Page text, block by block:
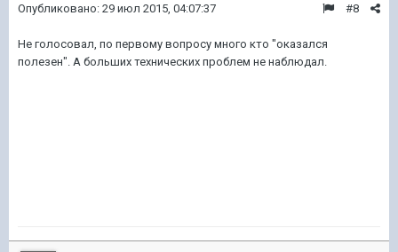
#8
Опубликовано: 29 июл 2015, 04:07:37
Не голосовал, по первому вопросу много кто "оказался
полезен". А больших технических проблем не наблюдал.